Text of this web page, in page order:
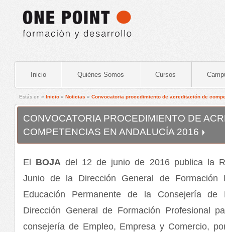
Inicio Quiénes Somos Cursos
Estás en » Inicio » Noticias » Convocatoria procedimiento de acreditación de
CONVOCATORIA PROCEDIMIENTO DE
COMPETENCIAS EN ANDALUCÍA 2016
El BOJA del 12 de junio de 2016 publica la
Junio de la Dirección General de Formación
Educación Permanente de la Consejería
Dirección General de Formación Profesional
consejería de Empleo, Empresa y Comercio,